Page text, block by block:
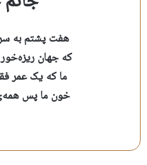
هفت پشتم به
که جهان
ما که یک عمر
خون ما پس